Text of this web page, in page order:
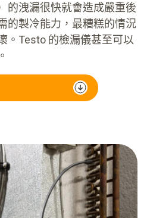
的洩漏很快就會造成嚴重後
的製冷能力，最糟糕的情況
。Testo 的檢漏儀甚至可以